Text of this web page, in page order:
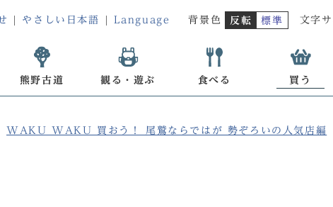
やさしい日本語 Language 背景色 反転 標準 文字
熊野古道 観る・遊ぶ 食べる 買う
WAKU WAKU 買おう！ 尾鷲ならではが 勢ぞろいの人気店編